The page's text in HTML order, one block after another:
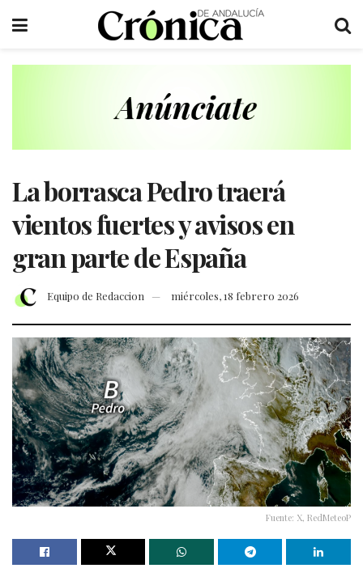
La borrasca Pedro traerá
vientos fuertes y avisos en
gran parte de España
Equipo de Redaccion miércoles, 18 febrero 2026
Fuente: X, RedMeteoP